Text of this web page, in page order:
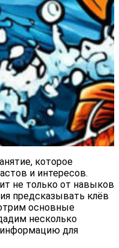
которое
и интересов.
не только от навыков
предсказывать клёв
основные
несколько
информацию для